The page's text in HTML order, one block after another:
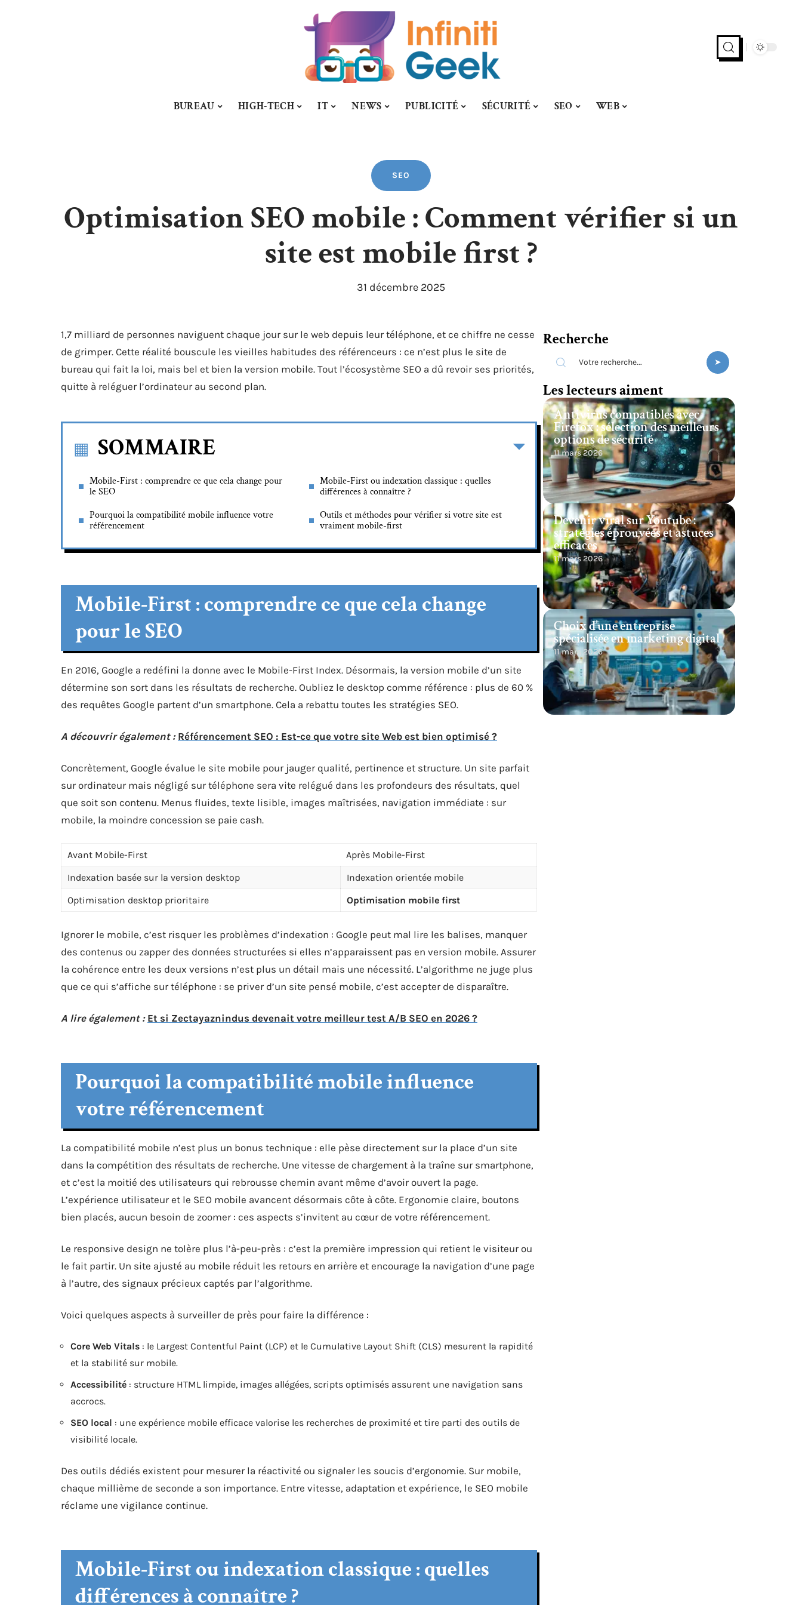
BUREAU HIGH-TECH IT NEWS PUBLICITÉ SÉCURITÉ SEO WEB
SEO
Optimisation SEO mobile : Comment vérifier si un
site est mobile first ?
31 décembre 2025
1,7 milliard de personnes naviguent chaque jour sur le web depuis leur téléphone, et ce chiffre ne cesse
de grimper. Cette réalité bouscule les vieilles habitudes des référenceurs : ce n’est plus le site de
bureau qui fait la loi, mais bel et bien la version mobile. Tout l’écosystème SEO a dû revoir ses priorités,
quitte à reléguer l’ordinateur au second plan.
SOMMAIRE
Mobile-First : comprendre ce que cela change pour
le SEO
Pourquoi la compatibilité mobile influence votre
référencement
Mobile-First ou indexation classique : quelles
différences à connaître ?
Outils et méthodes pour vérifier si votre site est
vraiment mobile-first
Mobile-First : comprendre ce que cela change
pour le SEO
En 2016, Google a redéfini la donne avec le Mobile-First Index. Désormais, la version mobile d’un site
détermine son sort dans les résultats de recherche. Oubliez le desktop comme référence : plus de 60 %
des requêtes Google partent d’un smartphone. Cela a rebattu toutes les stratégies SEO.
A découvrir également : Référencement SEO : Est-ce que votre site Web est bien optimisé ?
Concrètement, Google évalue le site mobile pour jauger qualité, pertinence et structure. Un site parfait
sur ordinateur mais négligé sur téléphone sera vite relégué dans les profondeurs des résultats, quel
que soit son contenu. Menus fluides, texte lisible, images maîtrisées, navigation immédiate : sur
mobile, la moindre concession se paie cash.
Avant Mobile-First
Après Mobile-First
Indexation basée sur la version desktop
Indexation orientée mobile
Optimisation desktop prioritaire
Optimisation mobile first
Ignorer le mobile, c’est risquer les problèmes d’indexation : Google peut mal lire les balises, manquer
des contenus ou zapper des données structurées si elles n’apparaissent pas en version mobile. Assurer
la cohérence entre les deux versions n’est plus un détail mais une nécessité. L’algorithme ne juge plus
que ce qui s’affiche sur téléphone : se priver d’un site pensé mobile, c’est accepter de disparaître.
A lire également : Et si Zectayaznindus devenait votre meilleur test A/B SEO en 2026 ?
Pourquoi la compatibilité mobile influence
votre référencement
La compatibilité mobile n’est plus un bonus technique : elle pèse directement sur la place d’un site
dans la compétition des résultats de recherche. Une vitesse de chargement à la traîne sur smartphone,
et c’est la moitié des utilisateurs qui rebrousse chemin avant même d’avoir ouvert la page.
L’expérience utilisateur et le SEO mobile avancent désormais côte à côte. Ergonomie claire, boutons
bien placés, aucun besoin de zoomer : ces aspects s’invitent au cœur de votre référencement.
Le responsive design ne tolère plus l’à-peu-près : c’est la première impression qui retient le visiteur ou
le fait partir. Un site ajusté au mobile réduit les retours en arrière et encourage la navigation d’une page
à l’autre, des signaux précieux captés par l’algorithme.
Voici quelques aspects à surveiller de près pour faire la différence :
Core Web Vitals : le Largest Contentful Paint (LCP) et le Cumulative Layout Shift (CLS) mesurent la rapidité
et la stabilité sur mobile.
Accessibilité : structure HTML limpide, images allégées, scripts optimisés assurent une navigation sans
accrocs.
SEO local : une expérience mobile efficace valorise les recherches de proximité et tire parti des outils de
visibilité locale.
Des outils dédiés existent pour mesurer la réactivité ou signaler les soucis d’ergonomie. Sur mobile,
chaque millième de seconde a son importance. Entre vitesse, adaptation et expérience, le SEO mobile
réclame une vigilance continue.
Mobile-First ou indexation classique : quelles
différences à connaître ?
Recherche
Les lecteurs aiment
Antivirus compatibles avec
Firefox : sélection des meilleurs
options de sécurité
11 mars 2026
Devenir viral sur Youtube :
stratégies éprouvées et astuces
efficaces
11 mars 2026
Choix d’une entreprise
spécialisée en marketing digital
11 mars 2026